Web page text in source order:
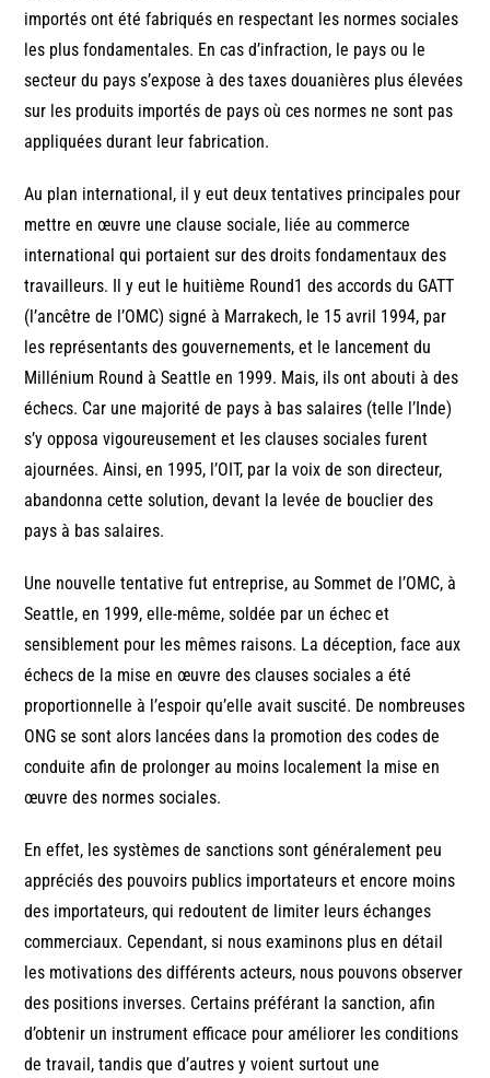
importés ont été fabriqués en respectant les normes sociales
les plus fondamentales. En cas d’infraction, le pays ou le
secteur du pays s’expose à des taxes douanières plus élevées
sur les produits importés de pays où ces normes ne sont pas
appliquées durant leur fabrication.
Au plan international, il y eut deux tentatives principales pour
mettre en œuvre une clause sociale, liée au commerce
international qui portaient sur des droits fondamentaux des
travailleurs. Il y eut le huitième Round1 des accords du GATT
(l’ancêtre de l’OMC) signé à Marrakech, le 15 avril 1994, par
les représentants des gouvernements, et le lancement du
Millénium Round à Seattle en 1999. Mais, ils ont abouti à des
échecs. Car une majorité de pays à bas salaires (telle l’Inde)
s’y opposa vigoureusement et les clauses sociales furent
ajournées. Ainsi, en 1995, l’OIT, par la voix de son directeur,
abandonna cette solution, devant la levée de bouclier des
pays à bas salaires.
Une nouvelle tentative fut entreprise, au Sommet de l’OMC, à
Seattle, en 1999, elle-même, soldée par un échec et
sensiblement pour les mêmes raisons. La déception, face aux
échecs de la mise en œuvre des clauses sociales a été
proportionnelle à l’espoir qu’elle avait suscité. De nombreuses
ONG se sont alors lancées dans la promotion des codes de
conduite afin de prolonger au moins localement la mise en
œuvre des normes sociales.
En effet, les systèmes de sanctions sont généralement peu
appréciés des pouvoirs publics importateurs et encore moins
des importateurs, qui redoutent de limiter leurs échanges
commerciaux. Cependant, si nous examinons plus en détail
les motivations des différents acteurs, nous pouvons observer
des positions inverses. Certains préférant la sanction, afin
d’obtenir un instrument efficace pour améliorer les conditions
de travail, tandis que d’autres y voient surtout une